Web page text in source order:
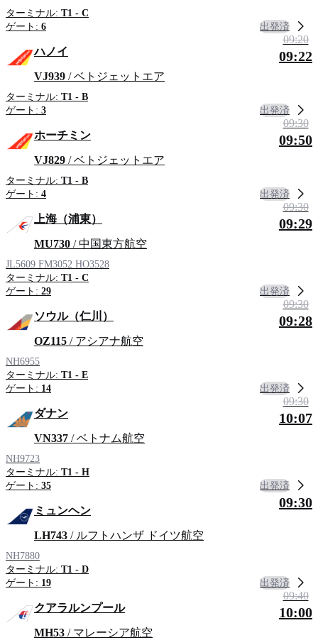
ターミナル: T1 - C
ゲート: 6 出発済
ハノイ
VJ939 / ベトジェットエア
ターミナル: T1 - B
ゲート: 3
09:20
09:22
出発済
ホーチミン
VJ829 / ベトジェットエア
ターミナル: T1 - B
ゲート: 4
09:30
09:50
出発済
上海（浦東）
MU730 / 中国東方航空
JL5609 FM3052 HO3528
ターミナル: T1 - C
ゲート: 29
09:30
09:29
出発済
ソウル（仁川）
OZ115 / アシアナ航空
NH6955
ターミナル: T1 - E
ゲート: 14
09:30
09:28
出発済
ダナン
VN337 / ベトナム航空
NH9723
ターミナル: T1 - H
ゲート: 35
09:30
10:07
出発済
ミュンヘン
LH743 / ルフトハンザ ドイツ航空
NH7880
ターミナル: T1 - D
ゲート: 19
09:30
出発済
クアラルンプール
MH53 / マレーシア航空
09:40
10:00